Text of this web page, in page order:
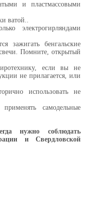
и пластмассовыми
ватой..
электрогирляндами
зажигать бенгальские
Помните, открытый
если вы не
не прилагается, или
использовать не
самодельные
нужно соблюдать
и Свердловской